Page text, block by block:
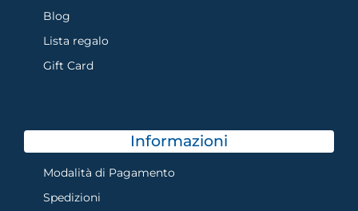
Blog
Lista regalo
Gift Card
Informazioni
Modalità di Pagamento
Spedizioni